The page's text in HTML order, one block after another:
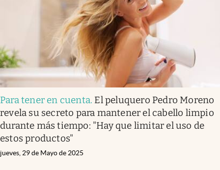
Para tener en cuenta. El peluquero Pedro Moreno
revela su secreto para mantener el cabello limpio
durante más tiempo: "Hay que limitar el uso de
estos productos"
jueves, 29 de Mayo de 2025